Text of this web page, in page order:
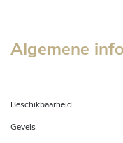
Algemene
Beschikbaarheid
Gevels